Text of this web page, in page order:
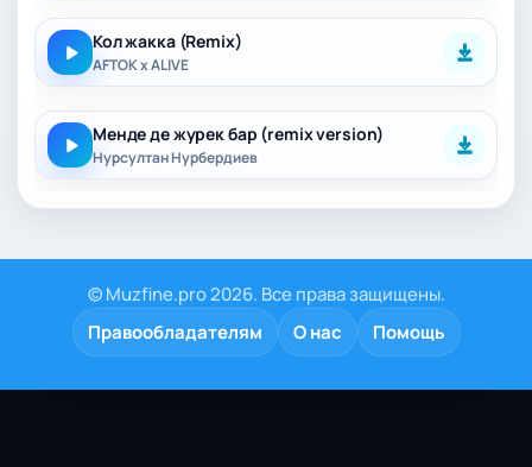
Кол жакка (Remix)
AFTOK x ALIVE
Менде де журек бар (remix version)
Нурсултан Нурбердиев
© Muzfine.pro 2026. Все права защищены.
Правообладателям
О нас Помощь